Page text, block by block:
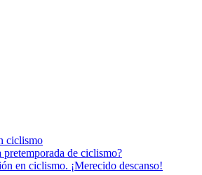
ciclismo
pretemporada de ciclismo?
en ciclismo. ¡Merecido descanso!